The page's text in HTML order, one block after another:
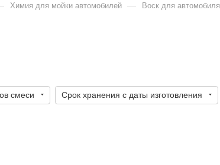
Химия для мойки автомобилей — Воск для автомобиля
смеси Срок хранения с даты изготовления